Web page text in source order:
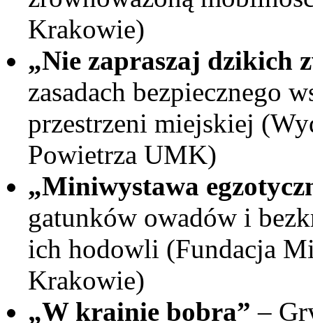
Krakowie)
„Nie zapraszaj dzikich
zasadach bezpiecznego
przestrzeni miejskiej
Powietrza UMK)
„Miniwystawa
gatunków owadów i
ich hodowli (Fundacja
Krakowie)
„W krainie bobra” –